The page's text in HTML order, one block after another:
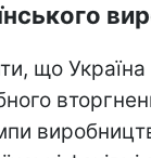
що Україна